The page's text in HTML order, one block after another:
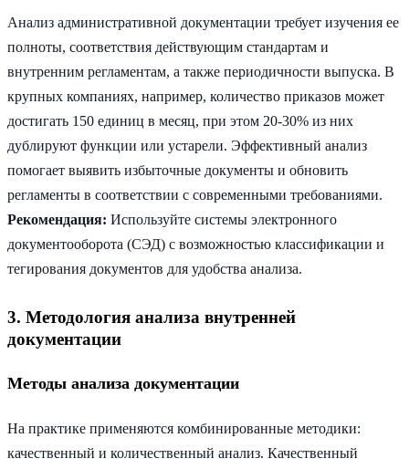
Анализ административной документации требует изучения ее
полноты, соответствия действующим стандартам и
внутренним регламентам, а также периодичности выпуска. В
крупных компаниях, например, количество приказов может
достигать 150 единиц в месяц, при этом 20-30% из них
дублируют функции или устарели. Эффективный анализ
помогает выявить избыточные документы и обновить
регламенты в соответствии с современными требованиями.
Рекомендация: Используйте системы электронного
документооборота (СЭД) с возможностью классификации и
тегирования документов для удобства анализа.
3. Методология анализа внутренней
документации
Методы анализа документации
На практике применяются комбинированные методики:
качественный и количественный анализ. Качественный